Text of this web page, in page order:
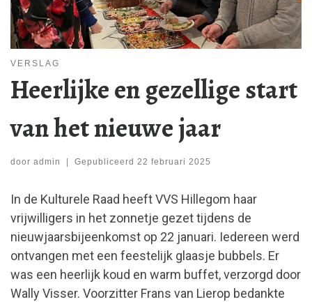
VERSLAG
Heerlijke en gezellige start
van het nieuwe jaar
door admin | Gepubliceerd 22 februari 2025
In de Kulturele Raad heeft VVS Hillegom haar
vrijwilligers in het zonnetje gezet tijdens de
nieuwjaarsbijeenkomst op 22 januari. Iedereen werd
ontvangen met een feestelijk glaasje bubbels. Er
was een heerlijk koud en warm buffet, verzorgd door
Wally Visser. Voorzitter Frans van Lierop bedankte